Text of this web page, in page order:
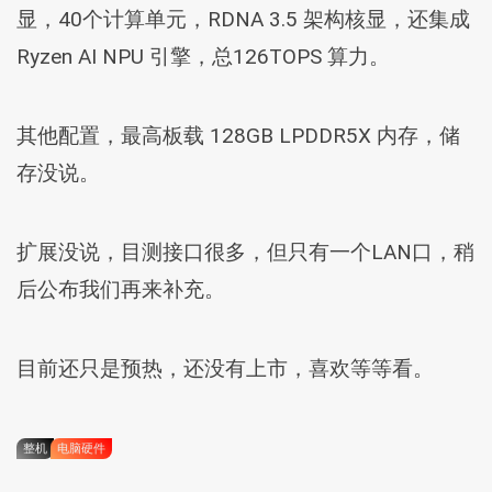
显，40个计算单元，RDNA 3.5 架构核显，还集成
Ryzen AI NPU 引擎，总126TOPS 算力。
其他配置，最高板载 128GB LPDDR5X 内存，储
存没说。
扩展没说，目测接口很多，但只有一个LAN口，稍
后公布我们再来补充。
目前还只是预热，还没有上市，喜欢等等看。
整机 电脑硬件